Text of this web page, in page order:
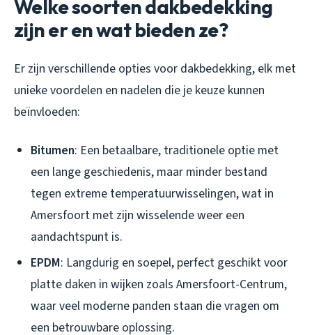
Welke soorten dakbedekking
zijn er en wat bieden ze?
Er zijn verschillende opties voor dakbedekking, elk met
unieke voordelen en nadelen die je keuze kunnen
beïnvloeden:
Bitumen: Een betaalbare, traditionele optie met
een lange geschiedenis, maar minder bestand
tegen extreme temperatuurwisselingen, wat in
Amersfoort met zijn wisselende weer een
aandachtspunt is.
EPDM: Langdurig en soepel, perfect geschikt voor
platte daken in wijken zoals Amersfoort-Centrum,
waar veel moderne panden staan die vragen om
een betrouwbare oplossing.